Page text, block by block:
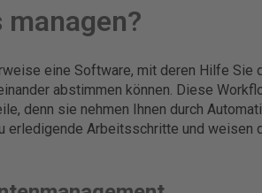
eine Software, mit deren Hilfe Sie
abstimmen können. Diese
denn sie nehmen Ihnen durch
erledigende Arbeitsschritte und weisen